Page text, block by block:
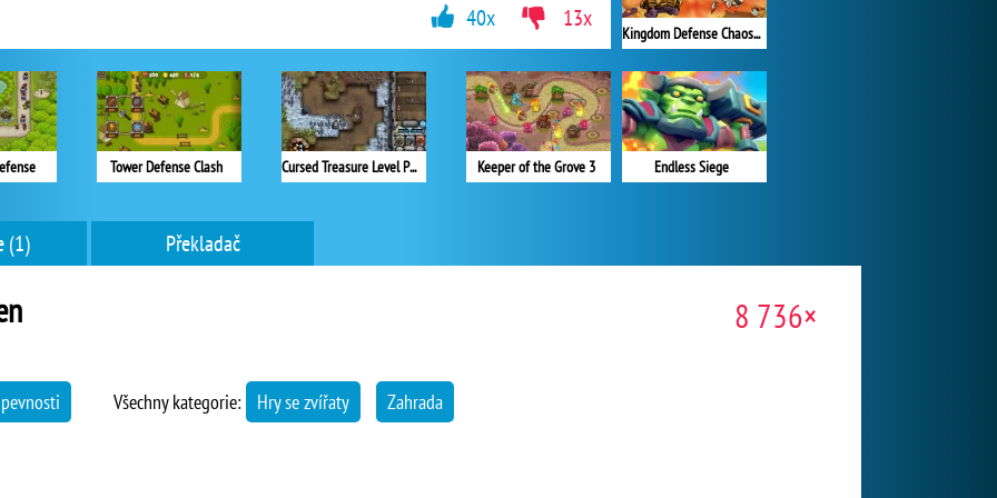
Kingdom Defense Chaos Time
Endless Siege
Tower Defense Clash Cursed Treasure Level Pack Keeper of the Grove 3
40x 13x
(1) Překladač
8 736×
Všechny kategorie: Hry se zvířaty Zahrada